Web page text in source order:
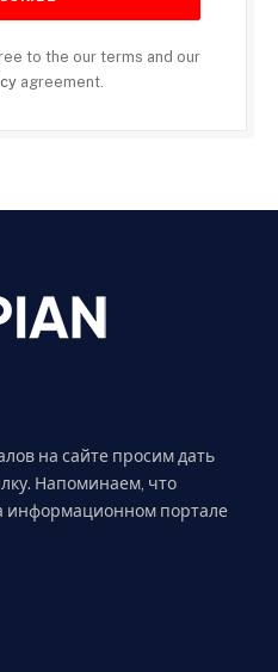
to the our terms and our
agreement.
на сайте просим дать
Напоминаем, что
информационном портале